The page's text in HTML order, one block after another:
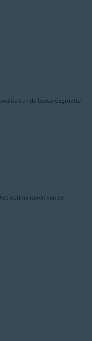
en de bestandsgrootte
optimaliseren van de